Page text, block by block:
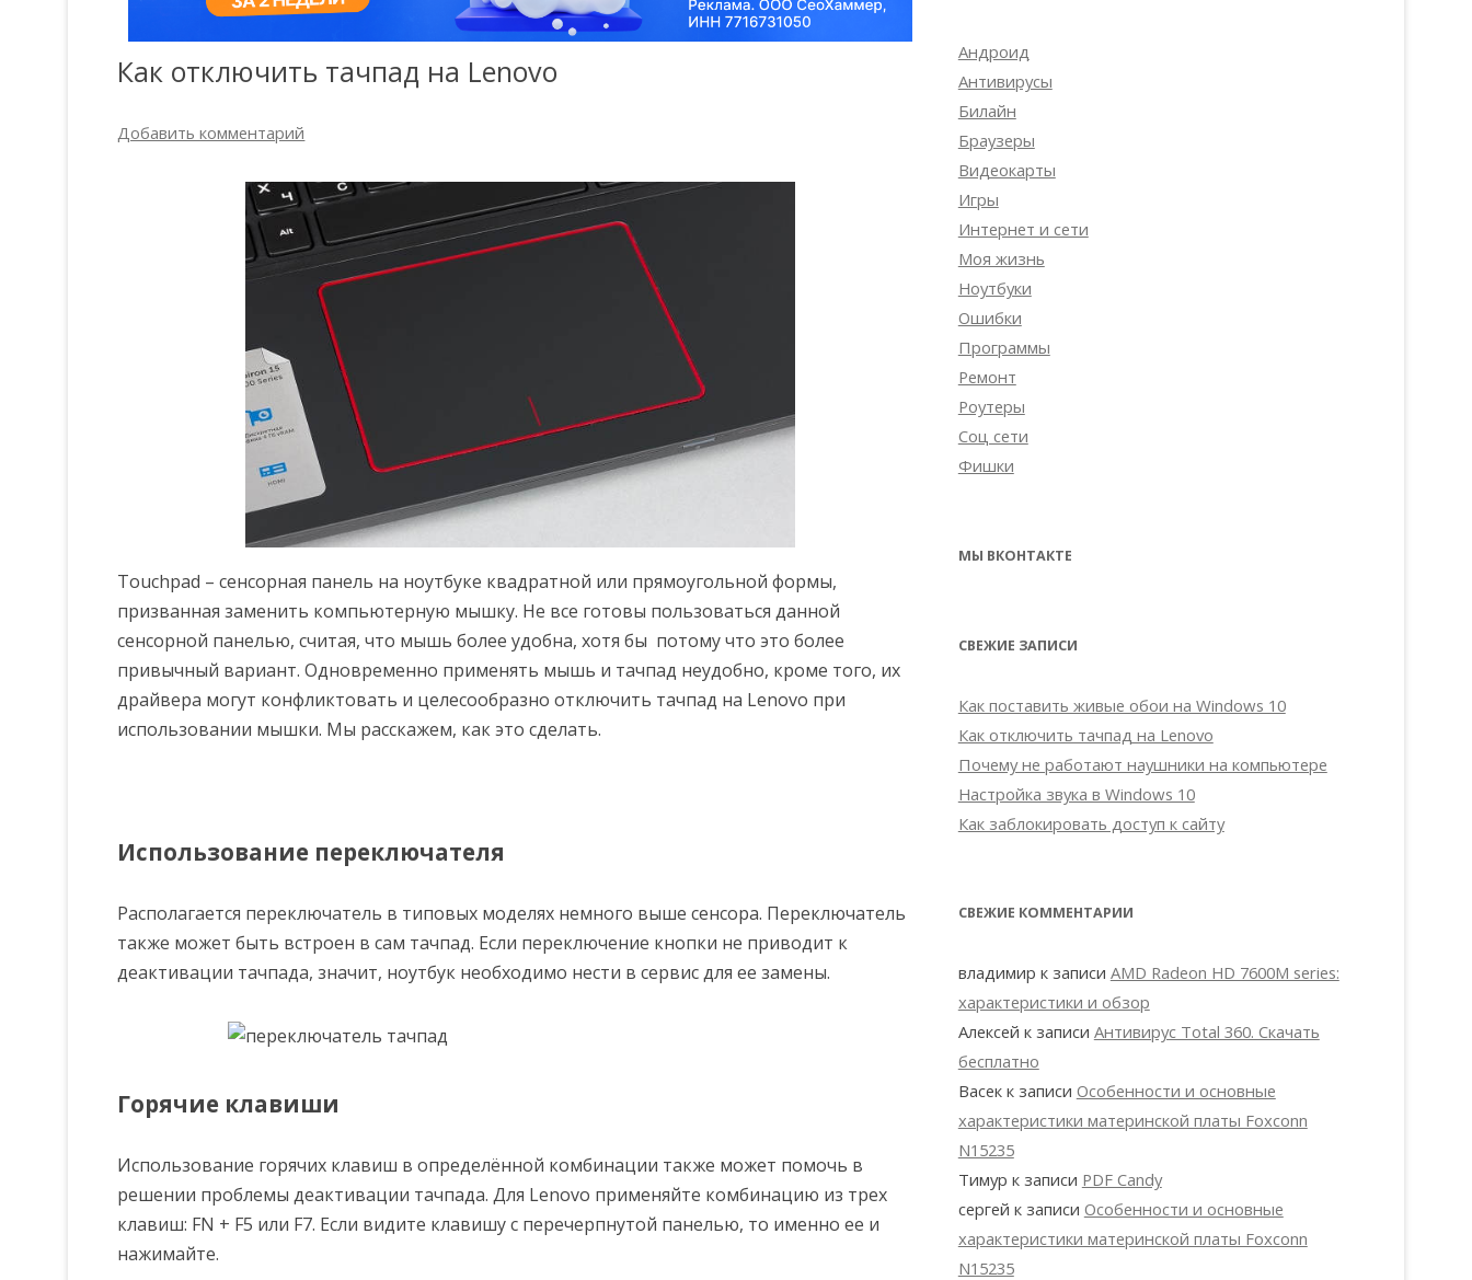
Как отключить тачпад на Lenovo
Добавить комментарий
Touchpad – сенсорная панель на ноутбуке квадратной или прямоугольной формы,
призванная заменить компьютерную мышку. Не все готовы пользоваться данной
сенсорной панелью, считая, что мышь более удобна, хотя бы потому что это более
привычный вариант. Одновременно применять мышь и тачпад неудобно, кроме того, их
драйвера могут конфликтовать и целесообразно отключить тачпад на Lenovo при
использовании мышки. Мы расскажем, как это сделать.
Использование переключателя
Располагается переключатель в типовых моделях немного выше сенсора. Переключатель
также может быть встроен в сам тачпад. Если переключение кнопки не приводит к
деактивации тачпада, значит, ноутбук необходимо нести в сервис для ее замены.
Горячие клавиши
Использование горячих клавиш в определённой комбинации также может помочь в
решении проблемы деактивации тачпада. Для Lenovo применяйте комбинацию из трех
клавиш: FN + F5 или F7. Если видите клавишу с перечерпнутой панелью, то именно ее и
нажимайте.
Андроид
Антивирусы
Билайн
Браузеры
Видеокарты
Игры
Интернет и сети
Моя жизнь
Ноутбуки
Ошибки
Программы
Ремонт
Роутеры
Соц сети
Фишки
МЫ ВКОНТАКТЕ
СВЕЖИЕ ЗАПИСИ
Как поставить живые обои на Windows 10
Как отключить тачпад на Lenovo
Почему не работают наушники на компьютере
Настройка звука в Windows 10
Как заблокировать доступ к сайту
СВЕЖИЕ КОММЕНТАРИИ
владимир к записи AMD Radeon HD 7600M series:
характеристики и обзор
Алексей к записи Антивирус Total 360. Скачать
бесплатно
Васекк записи Особенности и основные
характеристики материнской платы Foxconn
N15235
Тимур к записи PDF Candy
сергей к записи Особенности и основные
характеристики материнской платы Foxconn
N15235